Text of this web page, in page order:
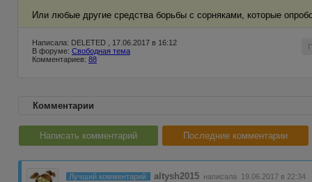
Или любые другие средства борьбы с сорняками, которые
Написала: DELETED , 17.06.2017 в 16:12
В форуме: Свободная тема
Комментариев: 88
Комментарии
Написать комментарий Последние комментарии
Лучший комментарий altysh2015 написала 19.06.2017 в 22:34